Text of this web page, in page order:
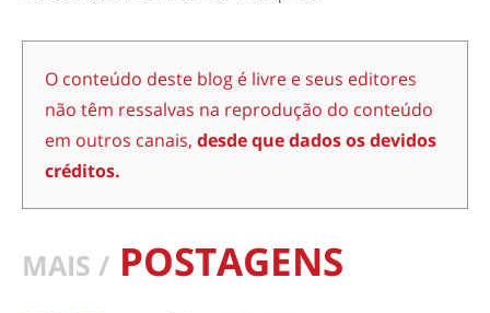
O conteúdo deste blog é livre e seus editores
não têm ressalvas na reprodução do conteúdo
em outros canais, desde que dados os devidos
créditos.
MAIS / POSTAGENS